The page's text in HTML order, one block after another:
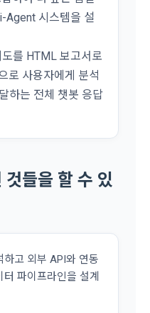
인
일을 인증하여 회원가입 절
사업법, 정보통신망이용촉
의 소비자보호에 관한 법률,
융거래법, 전자서명법, 소
.
결하여 서비스를 이용하는
이용계약이 성립된다.
등록’ 서비스를 이용하고자
침을 읽고 이에 대하여 "동
"의 종류에 따라 전문기관을
수 있다. "회원"은 본인인
등을 제공하여야 한다.
목
정보가 수집될 수 있으나,
니다.
위한 수집 항목
정에서 자동 수집되는 항목
이용 기록, 불량 이용 기록,
Agent 시스템을 설
를 HTML 보고서로
로 사용자에게 분석
하는 전체 챗봇 응답
것들을 할 수 있
하고 외부 API와 연동
파이프라인을 설계